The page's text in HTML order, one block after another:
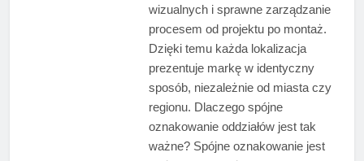
wizualnych i sprawne zarządzanie
procesem od projektu po montaż.
Dzięki temu każda lokalizacja
prezentuje markę w identyczny
sposób, niezależnie od miasta czy
regionu. Dlaczego spójne
oznakowanie oddziałów jest tak
ważne? Spójne oznakowanie jest